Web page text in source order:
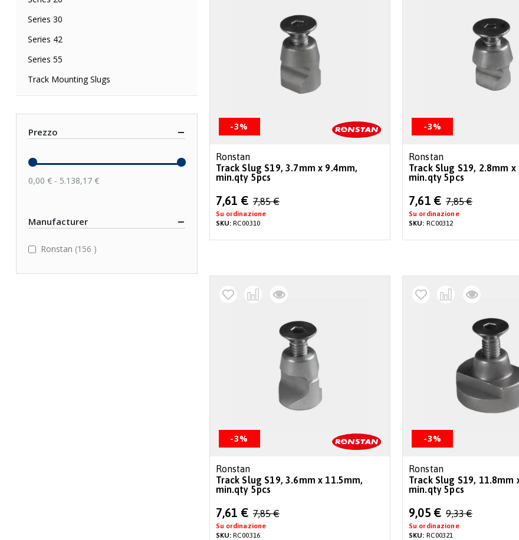
-3%
Ronstan
Track Slug S19, 3.7mm x 9.4mm,
min.qty 5pcs
Special
Price
7,61 € 7,85 €
Su ordinazione
SKU:RC00310
-3%
Ronstan
Track Slug S19, 2.8mm x
min.qty 5pcs
Special
Price
7,61 € 7,85 €
Su ordinazione
SKU: RC00312
-3%
Ronstan
Track Slug S19, 3.6mm x 11.5mm,
min.qty 5pcs
Special
Price
7,61 € 7,85 €
Su ordinazione
SKU:RC00316
-3%
Ronstan
Track Slug S19, 11.8mm
min.qty 5pcs
Special
Price
9,05 € 9,33 €
Su ordinazione
SKU: RC00321
Series 30
Series 42
Series 55
Track Mounting Slugs
Prezzo
0,00 € - 5.138,17 €
Manufacturer
Ronstan 156 items